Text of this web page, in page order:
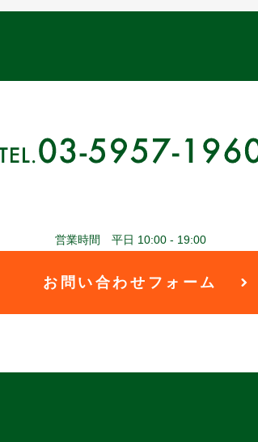
営業時間 平日 10:00 - 19:00
お問い合わせフォーム